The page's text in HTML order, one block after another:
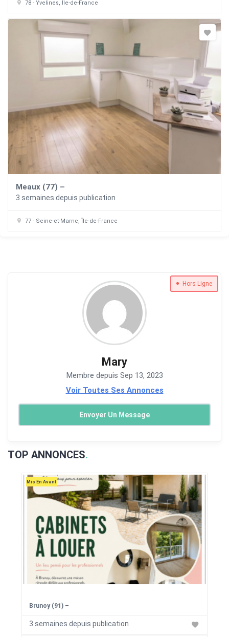
78 - Yvelines, Île-de-France
Meaux (77) –
3 semaines depuis publication
77 - Seine-et-Marne, Île-de-France
Hors Ligne
Mary
Membre depuis Sep 13, 2023
Voir Toutes Ses Annonces
Envoyer Un Message
TOP ANNONCES
Mis En Avant
Brunoy (91) –
3 semaines depuis publication